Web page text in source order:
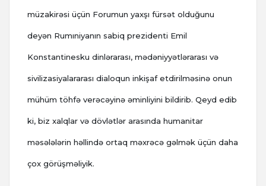
müzakirəsi üçün Forumun yaxşı fürsət olduğunu
deyən Rumıniyanın sabiq prezidenti Emil
Konstantinesku dinlərarası, mədəniyyətlərarası və
sivilizasiyalararası dialoqun inkişaf etdirilməsinə onun
mühüm töhfə verəcəyinə əminliyini bildirib. Qeyd edib
ki, biz xalqlar və dövlətlər arasında humanitar
məsələlərin həllində ortaq məxrəcə gəlmək üçün daha
çox görüşməliyik.